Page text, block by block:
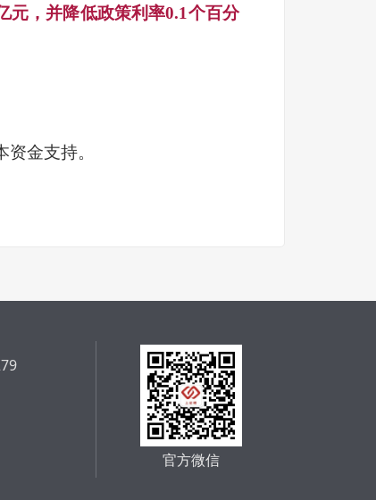
元，并降低政策利率0.1个百分
资金支持。
官方微信